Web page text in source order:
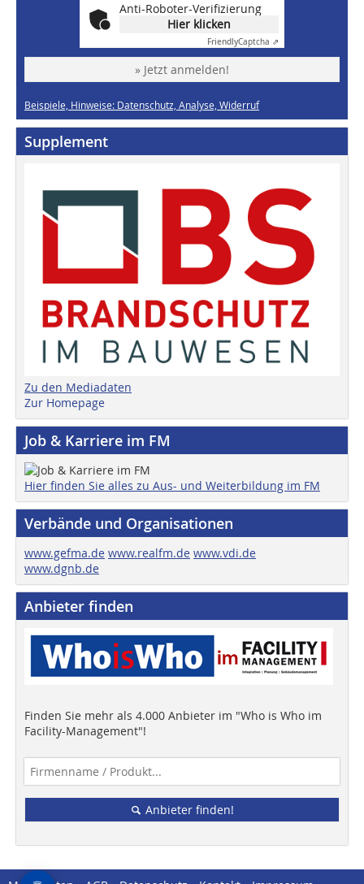
Anti-Roboter-Verifizierung
Hier klicken
FriendlyCaptcha ⇗
» Jetzt anmelden!
Beispiele, Hinweise: Datenschutz, Analyse, Widerruf
Supplement
Zu den Mediadaten
Zur Homepage
Job & Karriere im FM
Hier finden Sie alles zu Aus- und Weiterbildung im FM
Verbände und Organisationen
www.gefma.de www.realfm.de www.vdi.de
www.dgnb.de
Anbieter finden
Finden Sie mehr als 4.000 Anbieter im "Who is Who im
Facility-Management"!
Anbieter finden!